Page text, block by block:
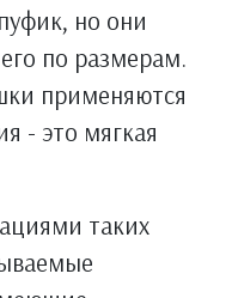
но они
по размерам.
применяются
- это мягкая
таких